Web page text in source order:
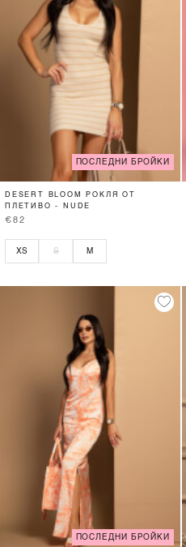
ПОСЛЕДНИ БРОЙКИ
DESERT BLOOM РОКЛЯ ОТ
ПЛЕТИВО - NUDE
€82
XS S M
ПОСЛЕДНИ БРОЙКИ